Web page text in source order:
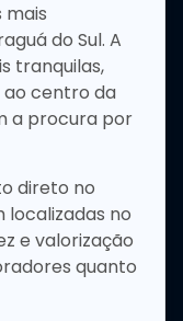
mais
do Sul. A
tranquilas,
centro da
a procura por
direto no
localizadas no
e valorização
quanto